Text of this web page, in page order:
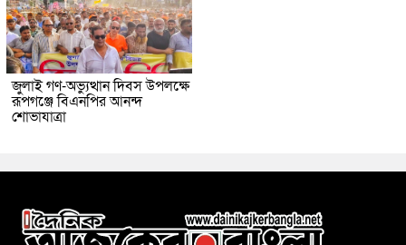
জুলাই গণ-অভ্যুত্থান দিবস উপলক্ষে
রূপগঞ্জে বিএনপির আনন্দ
শোভাযাত্রা